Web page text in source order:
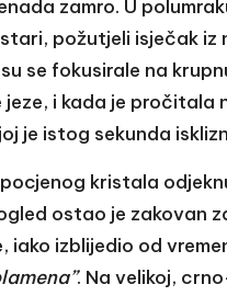
zamro. U
požutjeli isječak iz
se fokusirale na
jeze, i kada je
je istog sekunda
kristala
ostao je zakovan
iako izblijedio od
. Na velikoj,